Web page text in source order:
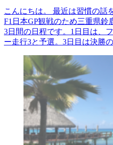
こんにちは。 最近は習慣の話
F1日本GP観戦のため三重県鈴
3日間の日程です。1日目は、
ー走行3と予選。3日目は決勝